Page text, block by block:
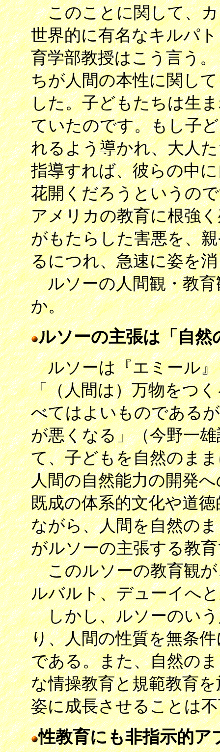
このことに関して、カ
世界的に有名なキルパ
育学部教授はこう言う
ちが人間の本性に関し
した。子どもたちは生
ていたのです。もし子
れるよう導かれ、大人
指導すれば、彼らの中
花開くだろうというの
アメリカの教育に根強
がもたらした害悪を、
るにつれ、急速に姿を
ルソーの人間観・教育
か。
ルソーの主張は「自然
ルソーは『エミール』
「（人間は）万物をつ
べてはよいものである
が悪くなる」（今野一
て、子どもを自然のま
人間の自然能力の開発
既成の体系的文化や道
ながら、人間を自然の
がルソーの主張する教
このルソーの教育観が
ルバルト、デューイへ
しかし、ルソーのいう
り、人間の性質を無条
である。また、自然の
な情操教育と規範教育
姿に成長させることは
性教育にも非指示的ア